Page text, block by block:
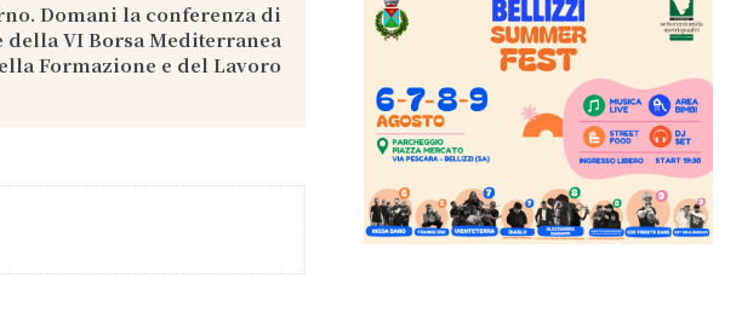
Domani la conferenza di
della VI Borsa Mediterranea
Formazione e del Lavoro